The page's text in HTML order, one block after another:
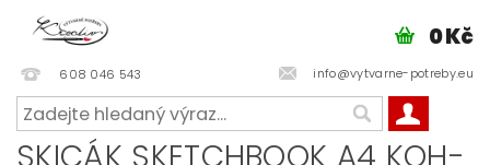
608 046 543 info@vytvarne-potreby.eu
0 Kč